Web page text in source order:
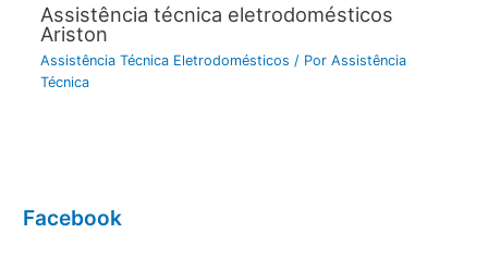
Assistência técnica eletrodomésticos
Ariston
Assistência Técnica Eletrodomésticos / Por Assistência
Técnica
Facebook